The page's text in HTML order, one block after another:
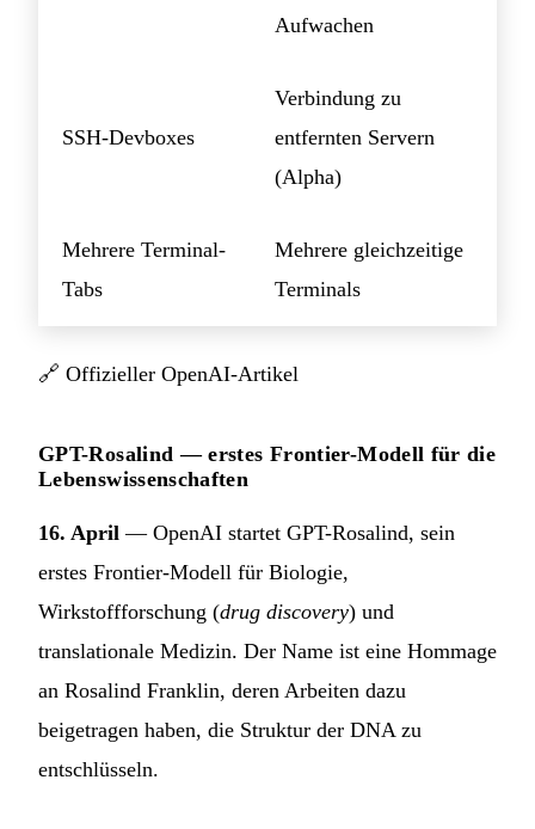
Aufwachen
SSH-Devboxes
Verbindung zu
entfernten Servern
(Alpha)
Mehrere Terminal-
Tabs
Mehrere gleichzeitige
Terminals
🔗 Offizieller OpenAI-Artikel
GPT-Rosalind — erstes Frontier-Modell für die
Lebenswissenschaften
16. April — OpenAI startet GPT-Rosalind, sein
erstes Frontier-Modell für Biologie,
Wirkstoffforschung (drug discovery) und
translationale Medizin. Der Name ist eine Hommage
an Rosalind Franklin, deren Arbeiten dazu
beigetragen haben, die Struktur der DNA zu
entschlüsseln.